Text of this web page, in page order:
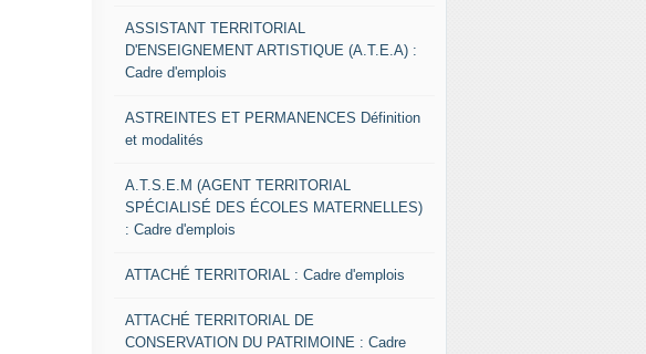
ASSISTANT TERRITORIAL
D'ENSEIGNEMENT ARTISTIQUE (A.T.E.A) :
Cadre d'emplois
ASTREINTES ET PERMANENCES Définition
et modalités
A.T.S.E.M (AGENT TERRITORIAL
SPÉCIALISÉ DES ÉCOLES MATERNELLES)
: Cadre d'emplois
ATTACHÉ TERRITORIAL : Cadre d'emplois
ATTACHÉ TERRITORIAL DE
CONSERVATION DU PATRIMOINE : Cadre